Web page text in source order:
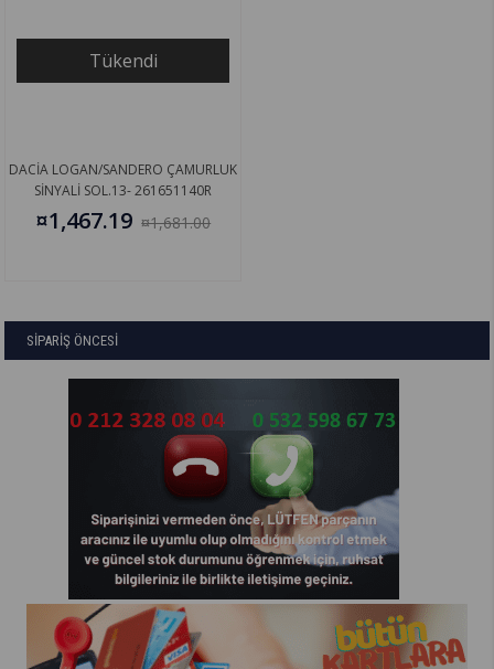
Tükendi
DACİA LOGAN/SANDERO ÇAMURLUK
SİNYALİ SOL.13- 261651140R
¤1,467.19 ¤1,681.00
SİPARİŞ ÖNCESİ